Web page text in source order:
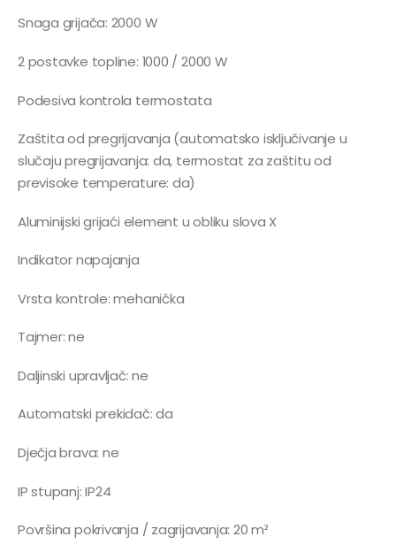
Snaga grijača: 2000 W
2 postavke topline: 1000 / 2000 W
Podesiva kontrola termostata
Zaštita od pregrijavanja (automatsko isključivanje u
slučaju pregrijavanja: da, termostat za zaštitu od
previsoke temperature: da)
Aluminijski grijaći element u obliku slova X
Indikator napajanja
Vrsta kontrole: mehanička
Tajmer: ne
Daljinski upravljač: ne
Automatski prekidač: da
Dječja brava: ne
IP stupanj: IP24
Površina pokrivanja / zagrijavanja: 20 m²